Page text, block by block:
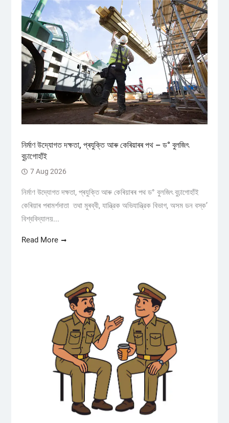
নিৰ্মাণ উদ্যোগত দক্ষতা, প্ৰযুক্তি আৰু কেৰিয়াৰৰ পথ – ড° বুলজিৎ
বুঢ়াগোহাঁই
7 Aug 2026
নিৰ্মাণ উদ্যোগত দক্ষতা, প্ৰযুক্তি আৰু কেৰিয়াৰৰ পথ ড° বুলজিৎ বুঢ়াগোহাঁই
কেৰিয়াৰ পৰামৰ্শদাতা তথা মুৰব্বী, যান্ত্রিক অভিযান্ত্রিক বিভাগ, অসম ডন বস্ক’
বিশ্ববিদ্যালয়...
Read More